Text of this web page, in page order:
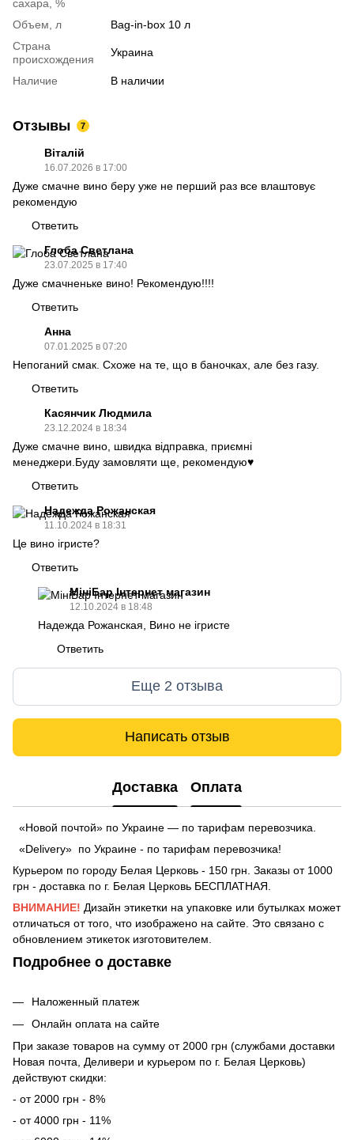
сахара, %
Объем, л
Bag-in-box 10 л
Страна
происхождения
Украина
Наличие В наличии
Отзывы 7
Віталій
16.07.2026 в 17:00
Дуже смачне вино беру уже не перший раз все влаштовує
рекомендую
Ответить
Глоба Светлана
23.07.2025 в 17:40
Дуже смачненьке вино! Рекомендую!!!!
Ответить
Анна
07.01.2025 в 07:20
Непоганий смак. Схоже на те, що в баночках, але без газу.
Ответить
Касянчик Людмила
23.12.2024 в 18:34
Дуже смачне вино, швидка відправка, приємні
менеджери.Буду замовляти ще, рекомендую♥️
Ответить
Надежда Рожанская
11.10.2024 в 18:31
Це вино ігристе?
Ответить
МініБар Інтернет магазин
12.10.2024 в 18:48
Надежда Рожанская, Вино не ігристе
Ответить
Еще 2 отзыва
Написать отзыв
Доставка Оплата
«Новой почтой» по Украине — по тарифам перевозчика.
«Delivery» по Украине - по тарифам перевозчика!
Курьером по городу Белая Церковь - 150 грн. Заказы от 1000
грн - доставка по г. Белая Церковь БЕСПЛАТНАЯ.
ВНИМАНИЕ! Дизайн этикетки на упаковке или бутылках может
отличаться от того, что изображено на сайте. Это связано с
обновлением этикеток изготовителем.
Подробнее о доставке
Наложенный платеж
Онлайн оплата на сайте
При заказе товаров на сумму от 2000 грн (службами доставки
Новая почта, Деливери и курьером по г. Белая Церковь)
действуют скидки:
- от 2000 грн - 8%
- от 4000 грн - 11%